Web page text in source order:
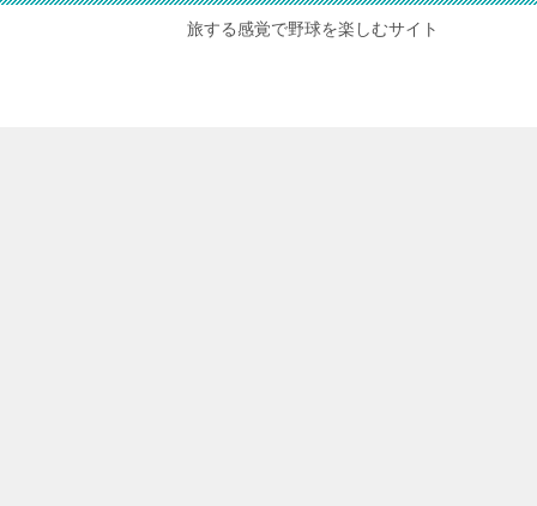
旅する感覚で野球を楽しむサイト